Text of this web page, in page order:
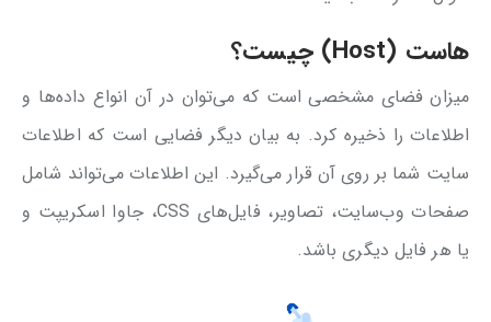
هاست (Host) چیست؟
میزان فضای مشخصی است که می‌توان در آن انواع داده‌ها و
اطلاعات را ذخیره کرد. به بیان دیگر فضایی است که اطلاعات
سایت شما بر روی آن قرار می‌گیرد. این اطلاعات می‌تواند شامل
صفحات وب‌سایت، تصاویر، فایل‌های CSS، جاوا اسکریپت و
یا هر فایل دیگری باشد.